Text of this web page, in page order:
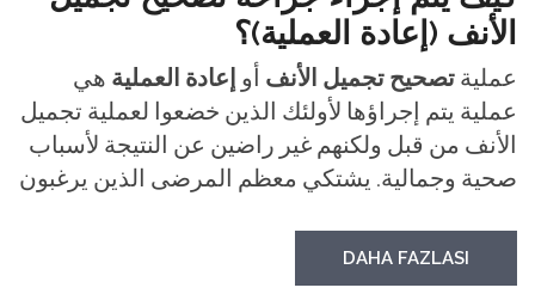
الأنف (إعادة العملية)؟
عملية تصحيح تجميل الأنف أو إعادة العملية هي
عملية يتم إجراؤها لأولئك الذين خضعوا لعملية تجميل
الأنف من قبل ولكنهم غير راضين عن النتيجة لأسباب
صحية وجمالية. يشتكي معظم المرضى الذين يرغبون
DAHA FAZLASI